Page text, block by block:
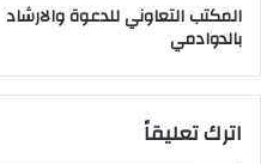
المكتب التعاوني للدعوة والارشاد
بالدوادمي
اترك تعليقاً